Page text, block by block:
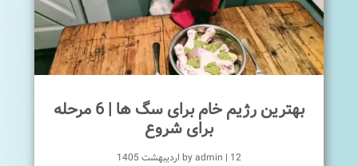
بهترین رژیم خام برای سگ ها | 6 مرحله
برای شروع
byadmin | 12 اردیبهشت 1405